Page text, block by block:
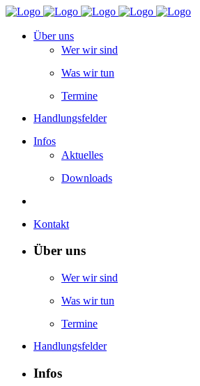
Über uns
Wer wir sind
Was wir tun
Termine
Handlungsfelder
Infos
Aktuelles
Downloads
Kontakt
Über uns
Wer wir sind
Was wir tun
Termine
Handlungsfelder
Infos